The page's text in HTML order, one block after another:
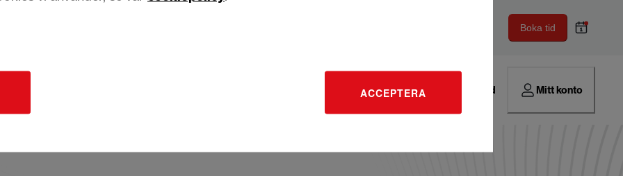
ACCEPTERA
Boka tid
Hitta verkstad Mitt konto